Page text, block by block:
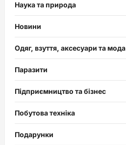
Наука та природа
Новини
Одяг, взуття, аксесуари та мода
Паразити
Підприємництво та бізнес
Побутова техніка
Подарунки